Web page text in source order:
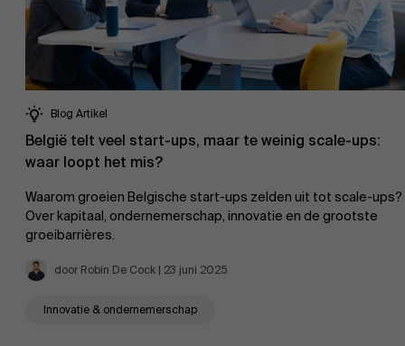
Blog Artikel
België telt veel start-ups, maar te weinig scale-ups:
waar loopt het mis?
Waarom groeien Belgische start-ups zelden uit tot scale-ups?
Over kapitaal, ondernemerschap, innovatie en de grootste
groeibarrières.
door Robin De Cock | 23 juni 2025
Innovatie & ondernemerschap